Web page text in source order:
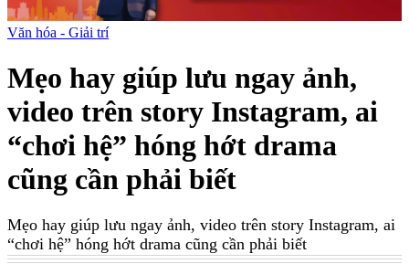
Văn hóa - Giải trí
Mẹo hay giúp lưu ngay ảnh,
video trên story Instagram, ai
“chơi hệ” hóng hớt drama
cũng cần phải biết
Mẹo hay giúp lưu ngay ảnh, video trên story Instagram, ai
“chơi hệ” hóng hớt drama cũng cần phải biết